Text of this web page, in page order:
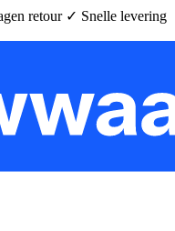
retour ✓ Snelle levering